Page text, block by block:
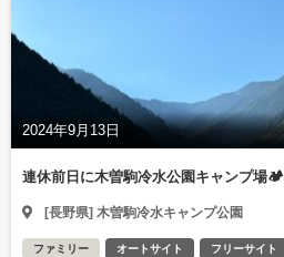
2024年9月13日
連休前日に木曽駒冷水公園キャンプ場🏕️
[長野県] 木曽駒冷水キャンプ公園
ファミリー オートサイト フリーサイト